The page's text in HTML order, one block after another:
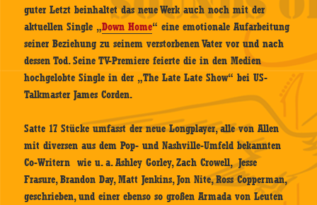
guter Letzt beinhaltet das neue Werk auch noch mit der
aktuellen Single „Down Home“ eine emotionale Aufarbeitung
seiner Beziehung zu seinem verstorbenen Vater vor und nach
dessen Tod. Seine TV-Premiere feierte die in den Medien
hochgelobte Single in der „The Late Late Show“ bei US-
Talkmaster James Corden.
Satte 17 Stücke umfasst der neue Longplayer, alle von Allen
mit diversen aus dem Pop- und Nashville-Umfeld bekannten
Co-Writern wie u. a. Ashley Gorley, Zach Crowell, Jesse
Frasure, Brandon Day, Matt Jenkins, Jon Nite, Ross Copperman,
geschrieben, und einer ebenso so großen Armada von Leuten